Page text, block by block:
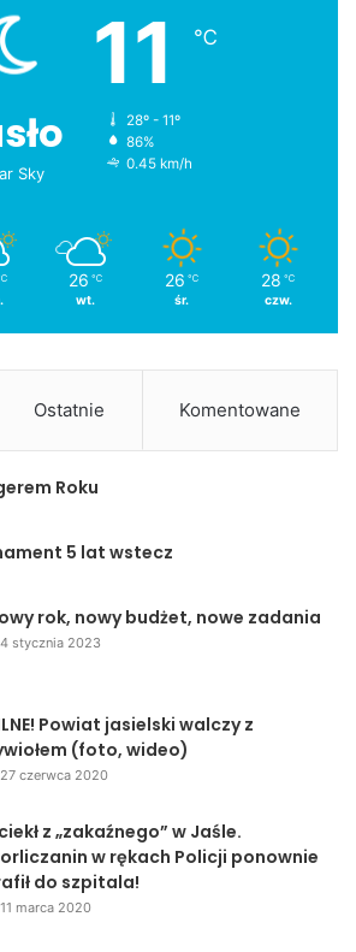
Sky
11 ℃
28º - 11º
86%
0.45 km/h
26 ℃
wt.
26 ℃
śr.
28 ℃
czw.
Ostatnie Komentowane
Roku
5 lat wstecz
rok, nowy budżet, nowe zadania
4 stycznia 2023
Powiat jasielski walczy z
(foto, wideo)
27 czerwca 2020
z „zakaźnego” w Jaśle.
w rękach Policji ponownie
do szpitala!
11 marca 2020